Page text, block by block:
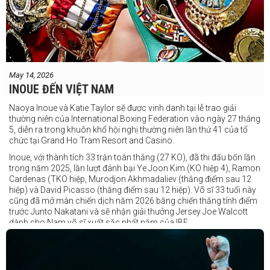
May 14, 2026
INOUE ĐẾN VIỆT NAM
Naoya Inoue và Katie Taylor sẽ được vinh danh tại lễ trao giải
thường niên của International Boxing Federation vào ngày 27 tháng
5, diễn ra trong khuôn khổ hội nghị thường niên lần thứ 41 của tổ
chức tại Grand Ho Tram Resort and Casino.
Inoue, với thành tích 33 trận toàn thắng (27 KO), đã thi đấu bốn lần
trong năm 2025, lần lượt đánh bại Ye Joon Kim (KO hiệp 4), Ramon
Cardenas (TKO hiệp, Murodjon Akhmadaliev (thắng điểm sau 12
hiệp) và David Picasso (thắng điểm sau 12 hiệp). Võ sĩ 33 tuổi này
cũng đã mở màn chiến dịch năm 2026 bằng chiến thắng tính điểm
trước Junto Nakatani và sẽ nhận giải thưởng Jersey Joe Walcott
dành cho Nam võ sĩ xuất sắc nhất năm của IBF.
Trong khi đó, Katie Taylor sẽ được trao danh hiệu Nữ võ sĩ xuất sắc
Dù chỉ thi đấu một trận trong năm 2025, nhưng đó lại là một trong